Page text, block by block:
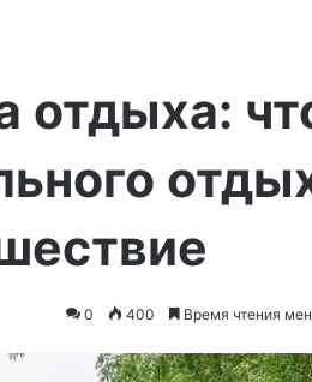
отдыха:
0 400 Время чтения
10.09.2023
Утконос